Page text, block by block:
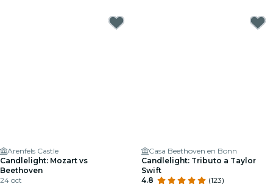
Arenfels Castle
Candlelight: Mozart vs
Beethoven
24 oct
Casa Beethoven en Bonn
Candlelight: Tributo a Taylor
Swift
4.8
(123)